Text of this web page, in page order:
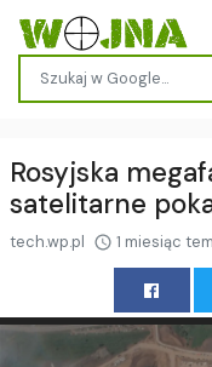
Rosyjska
satelitarne
tech.wp.pl 1 miesiąc